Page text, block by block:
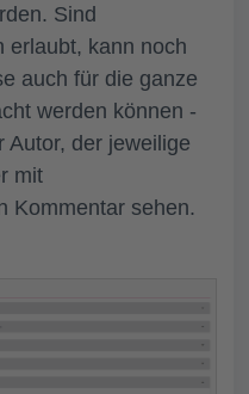
Sind
erlaubt, kann noch
auch für die ganze
werden können -
Autor, der jeweilige
mit
Kommentar sehen.